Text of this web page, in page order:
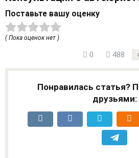
Поставьте вашу оценку
( Пока оценок нет )
0 488
Понравилась статья?
друзьями: